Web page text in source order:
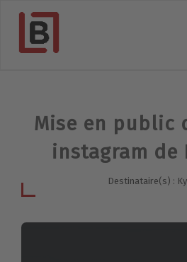
Mise en public
instagram de
Destinataire(s) :